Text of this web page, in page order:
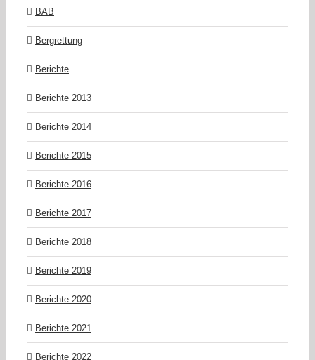
BAB
Bergrettung
Berichte
Berichte 2013
Berichte 2014
Berichte 2015
Berichte 2016
Berichte 2017
Berichte 2018
Berichte 2019
Berichte 2020
Berichte 2021
Berichte 2022